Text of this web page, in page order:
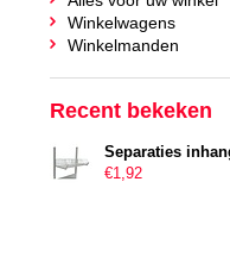
Winkelwagens
Winkelmanden
Recent bekeken
Separaties
€1,92